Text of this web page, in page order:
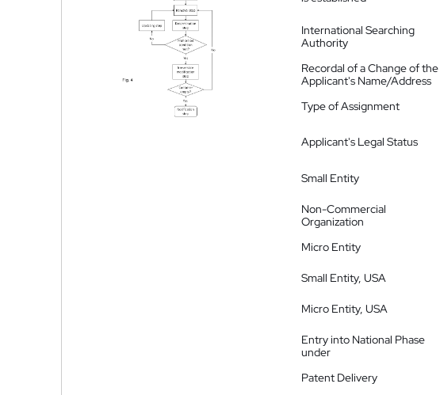
International Searching
Authority
Recordal of a Change of the
Applicant's Name/Address
Type of Assignment
Applicant's Legal Status
Small Entity
Non-Commercial
Organization
Micro Entity
Small Entity, USA
Micro Entity, USA
Entry into National Phase
under
Patent Delivery